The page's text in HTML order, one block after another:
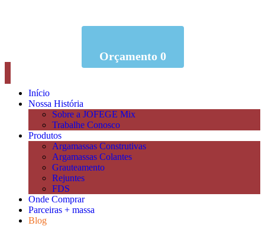
Orçamento 0
Início
Nossa História
Sobre a JOFEGE Mix
Trabalhe Conosco
Produtos
Argamassas Construtivas
Argamassas Colantes
Grauteamento
Rejuntes
FDS
Onde Comprar
Parceiras + massa
Blog